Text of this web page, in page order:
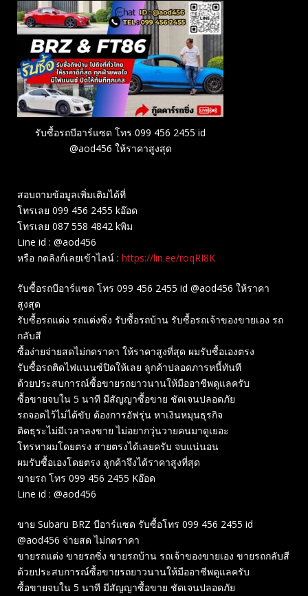
รับซื้อรถบีอาร์แซด โทร 099 456 2455 id
@aod456 ให้ราคาสูงสุด
สอบถามข้อมูลเพิ่มเติมได้ที่
โทรเลย 099 456 2455 kอ๊อด
โทรเลย 087 558 4842 kพิม
Line id : @aod456
หรือ กดลิงก์เลยเข้าไลน์ : https://lin.ee/roqRI8K
รับซื้อรถบีอาร์แซด โทร 099 456 2455 id @aod456 ให้ราคา
สูงสุด
รับซื้อรถแต่ง รถแต่งซิ่ง รับซื้อรถบ้าน รับซื้อรถเจ้าของขายเอง รถ
กลับสี
ซื้อง่ายจ่ายสดไม่กดราคา ให้ราคาสูงที่สุด ผมรับซื้อเองตรง
รับซื้อรถติดไฟแนนซ์ปิดให้เลย ลูกค้าปลอดภารหนี้ทันที
ด้วยประสบการณ์ซื้อขายรถยาวนานให้มืออาชีพดูแลครับ
ซื้อขายจบใน 5 นาที มีสัญญาซื้อขาย ชัดเจนปลอดภัย
รถจอดไว้ไม่ได้ขับ ต้องการอัฟรุ่น หาเงินหมุนธุรกิจ
ติดธุระไม่มีเวลาลงขาย ไม่อยากวุ่นวายคนมาดูเยอะ
โทรหาผมโดยตรง สายตรงได้เลยครับ จบแน่นอน
ผมรับซื้อเองโดยตรง ลูกค้าจึงได้ราคาสูงที่สุด
ขายรถ โทร 099 456 2455 Kอ๊อด
Line id : @aod456
ขาย Subaru BRZ บีอาร์แซด รับซื้อโทร 099 456 2455 id
@aod456 จ่ายสด ไม่กดราคา
ขายรถแต่ง ขายรถซิ่ง ขายรถบ้าน รถเจ้าของขายเอง ขายรถกลับสี
ด้วยประสบการณ์ซื้อขายรถยาวนานให้มืออาชีพดูแลครับ
ซื้อขายจบใน 5 นาที มีสัญญาซื้อขาย ชัดเจนปลอดภัย